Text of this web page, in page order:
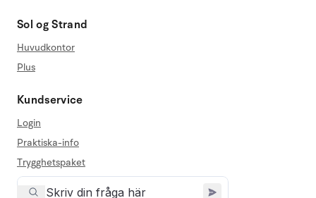
Sol og Strand
Huvudkontor
Plus
Kundservice
Login
Praktiska-info
Trygghetspaket